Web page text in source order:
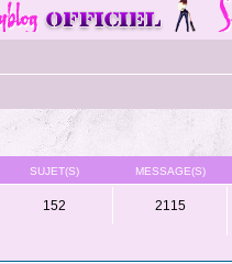
SUJET(S) MESSAGE(S)
152 2115